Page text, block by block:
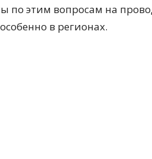
по этим вопросам на
в регионах.